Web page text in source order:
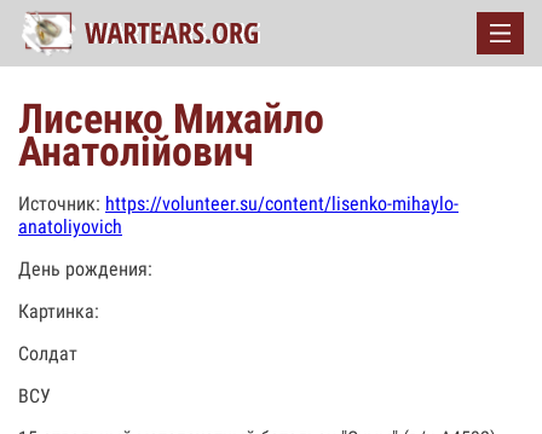
Лисенко Михайло
Анатолійович
Источник: https://volunteer.su/content/lisenko-mihaylo-
anatoliyovich
День рождения:
Картинка:
Солдат
ВСУ